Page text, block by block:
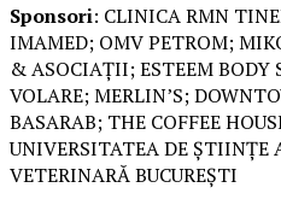
Sponsori: CLINICA RMN
IMAMED; OMV PETROM;
& ASOCIAȚII; ESTEEM BODY
VOLARE; MERLIN’S;
BASARAB; THE COFFEE
UNIVERSITATEA DE ȘTIINȚE
VETERINARĂ BUCUREȘTI